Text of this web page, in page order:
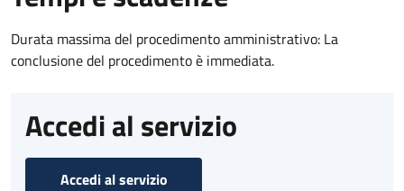
Durata massima del procedimento amministrativo: La
conclusione del procedimento è immediata.
Accedi al servizio
Accedi al servizio